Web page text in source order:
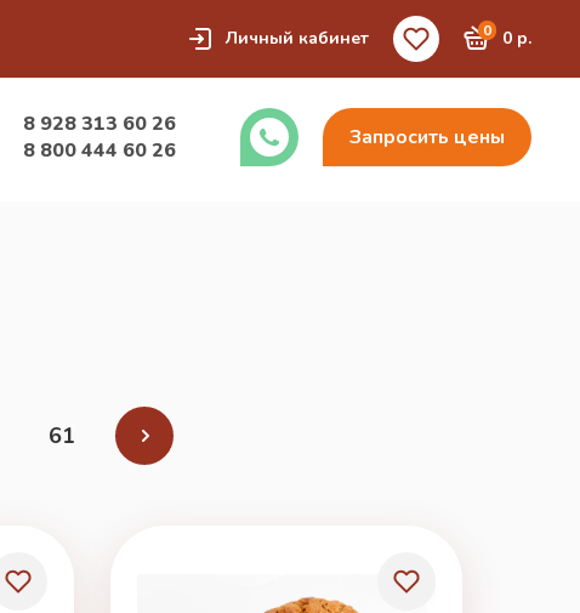
Личный кабинет 0 0 р.
8 928 313 60 26
8 800 444 60 26
Запросить цены
61